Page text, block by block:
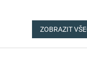
ZOBRAZIT